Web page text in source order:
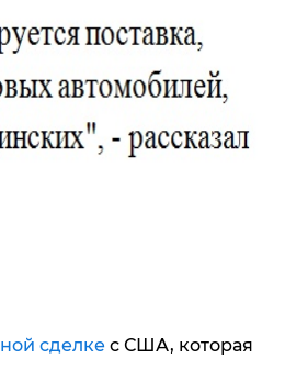
сделкес США, которая